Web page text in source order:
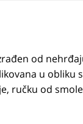
od
u
ručku od